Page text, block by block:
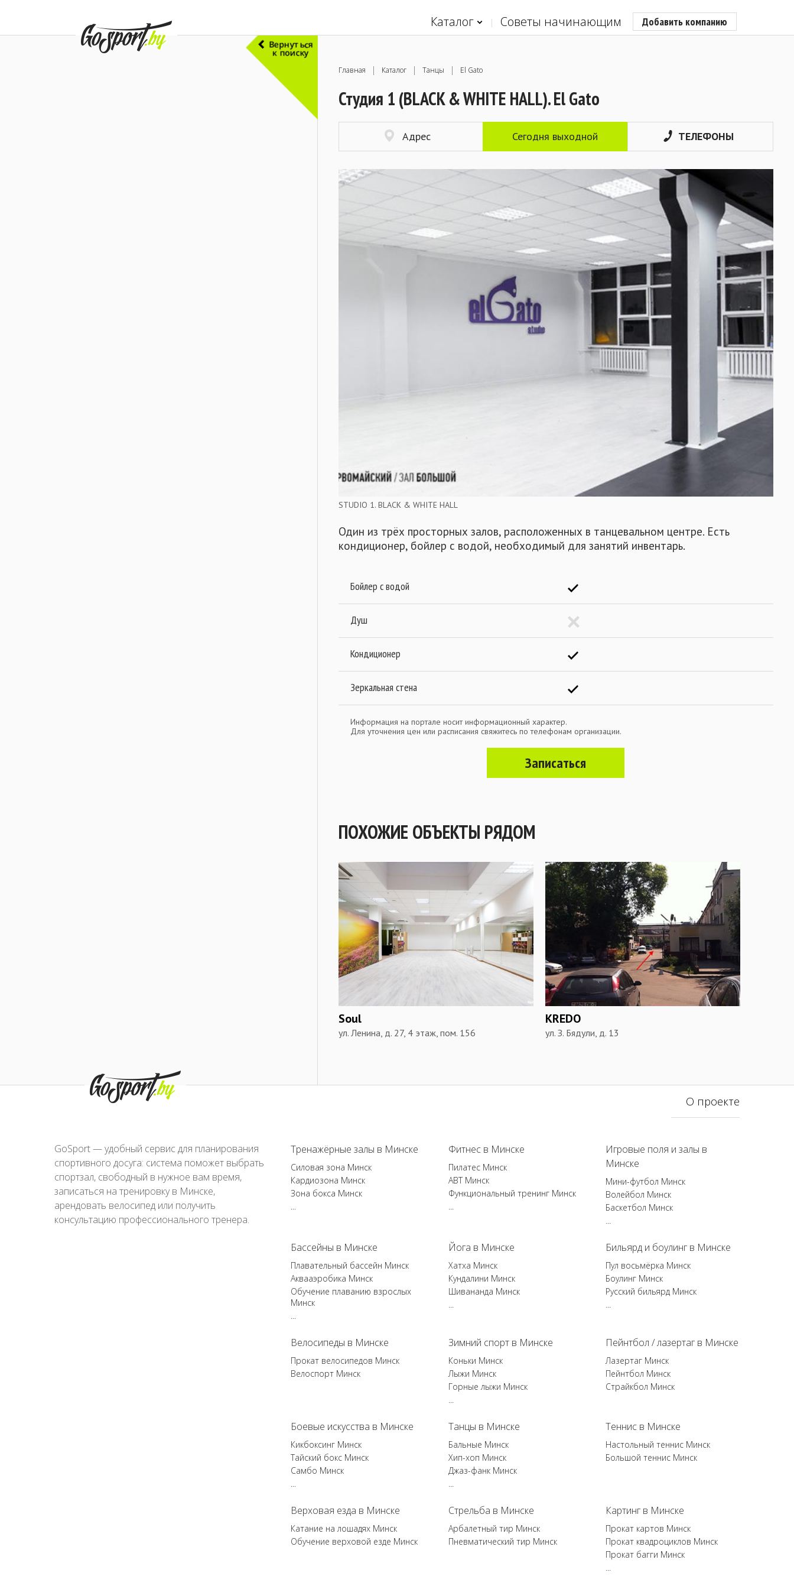
Каталог Советы начинающим Добавить компанию
Вернуться
к поиску
Главная Каталог Танцы El Gato
Студия 1 (BLACK & WHITE HALL). El Gato
Адрес Сегодня выходной ТЕЛЕФОНЫ
STUDIO 1. BLACK & WHITE HALL
Один из трёх просторных залов, расположенных в танцевальном центре. Есть
кондиционер, бойлер с водой, необходимый для занятий инвентарь.
Бойлер с водой
Душ
Кондиционер
Зеркальная стена
Информация на портале носит информационный характер.
Для уточнения цен или расписания свяжитесь по телефонам организации.
Записаться
ПОХОЖИЕ ОБЪЕКТЫ РЯДОМ
Soul
ул. Ленина, д. 27, 4 этаж, пом. 156
KREDO
ул. З. Бядули, д. 13
О проекте
GoSport — удобный сервис для планирования
спортивного досуга: система поможет выбрать
спортзал, свободный в нужное вам время,
записаться на тренировку в Минске,
арендовать велосипед или получить
консультацию профессионального тренера.
Тренажёрные залы в Минске
Силовая зона Минск
Кардиозона Минск
Зона бокса Минск
...
Фитнес в Минске
Пилатес Минск
ABT Минск
Функциональный тренинг Минск
...
Игровые поля и залы в
Минске
Мини-футбол Минск
Волейбол Минск
Баскетбол Минск
...
Бассейны в Минске
Плавательный бассейн Минск
Аквааэробика Минск
Обучение плаванию взрослых
Минск
...
Йога в Минске
Хатха Минск
Кундалини Минск
Шивананда Минск
...
Бильярд и боулинг в Минске
Пул восьмёрка Минск
Боулинг Минск
Русский бильярд Минск
...
Велосипеды в Минске
Прокат велосипедов Минск
Велоспорт Минск
Зимний спорт в Минске
Коньки Минск
Лыжи Минск
Горные лыжи Минск
...
Пейнтбол / лазертаг в Минске
Лазертаг Минск
Пейнтбол Минск
Страйкбол Минск
Боевые искусства в Минске
Кикбоксинг Минск
Тайский бокс Минск
Самбо Минск
...
Танцы в Минске
Бальные Минск
Хип-хоп Минск
Джаз-фанк Минск
...
Теннис в Минске
Настольный теннис Минск
Большой теннис Минск
Верховая езда в Минске
Катание на лошадях Минск
Обучение верховой езде Минск
Стрельба в Минске
Арбалетный тир Минск
Пневматический тир Минск
Картинг в Минске
Прокат картов Минск
Прокат квадроциклов Минск
Прокат багги Минск
...